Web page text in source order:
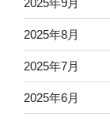
2025年8月
2025年7月
2025年6月